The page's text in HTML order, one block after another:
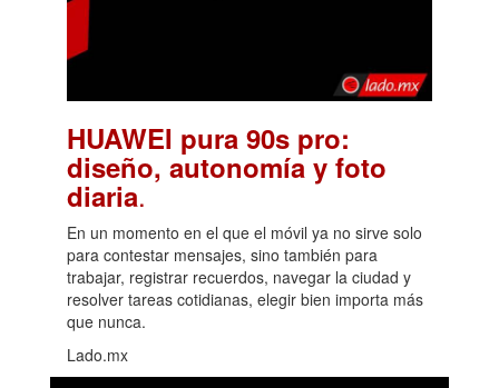
HUAWEI pura 90s pro:
diseño, autonomía y foto
diaria.
En un momento en el que el móvil ya no sirve solo
para contestar mensajes, sino también para
trabajar, registrar recuerdos, navegar la ciudad y
resolver tareas cotidianas, elegir bien importa más
que nunca.
Lado.mx